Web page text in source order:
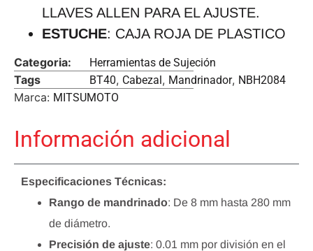
LLAVES ALLEN PARA EL AJUSTE.
ESTUCHE: CAJA ROJA DE PLASTICO
Categoria: Herramientas de Sujeción
Tags BT40, Cabezal, Mandrinador, NBH2084
Marca: MITSUMOTO
Información adicional
Especificaciones Técnicas:
Rango de mandrinado: De 8 mm hasta 280 mm
de diámetro.
Precisión de ajuste: 0.01 mm por división en el